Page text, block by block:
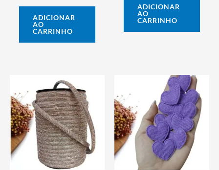
ADICIONAR
AO
CARRINHO
ADICIONAR
AO
CARRINHO